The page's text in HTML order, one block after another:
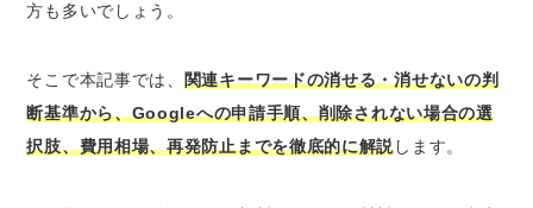
方も多いでしょう。
そこで本記事では、 関連キーワードの消せる・消せないの判
断基準から、Googleへの申請手順、削除されない場合の選
択肢、費用相場、再発防止までを徹底的に解説します。